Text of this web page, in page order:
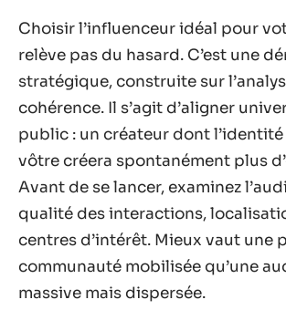
Choisir l’influenceur idéal pour
relève pas du hasard. C’est une
stratégique, construite sur
cohérence. Il s’agit d’aligner
public : un créateur dont l’identité
vôtre créera spontanément plus
Avant de se lancer, examinez
qualité des interactions,
centres d’intérêt. Mieux vaut une
communauté mobilisée qu’une
massive mais dispersée.